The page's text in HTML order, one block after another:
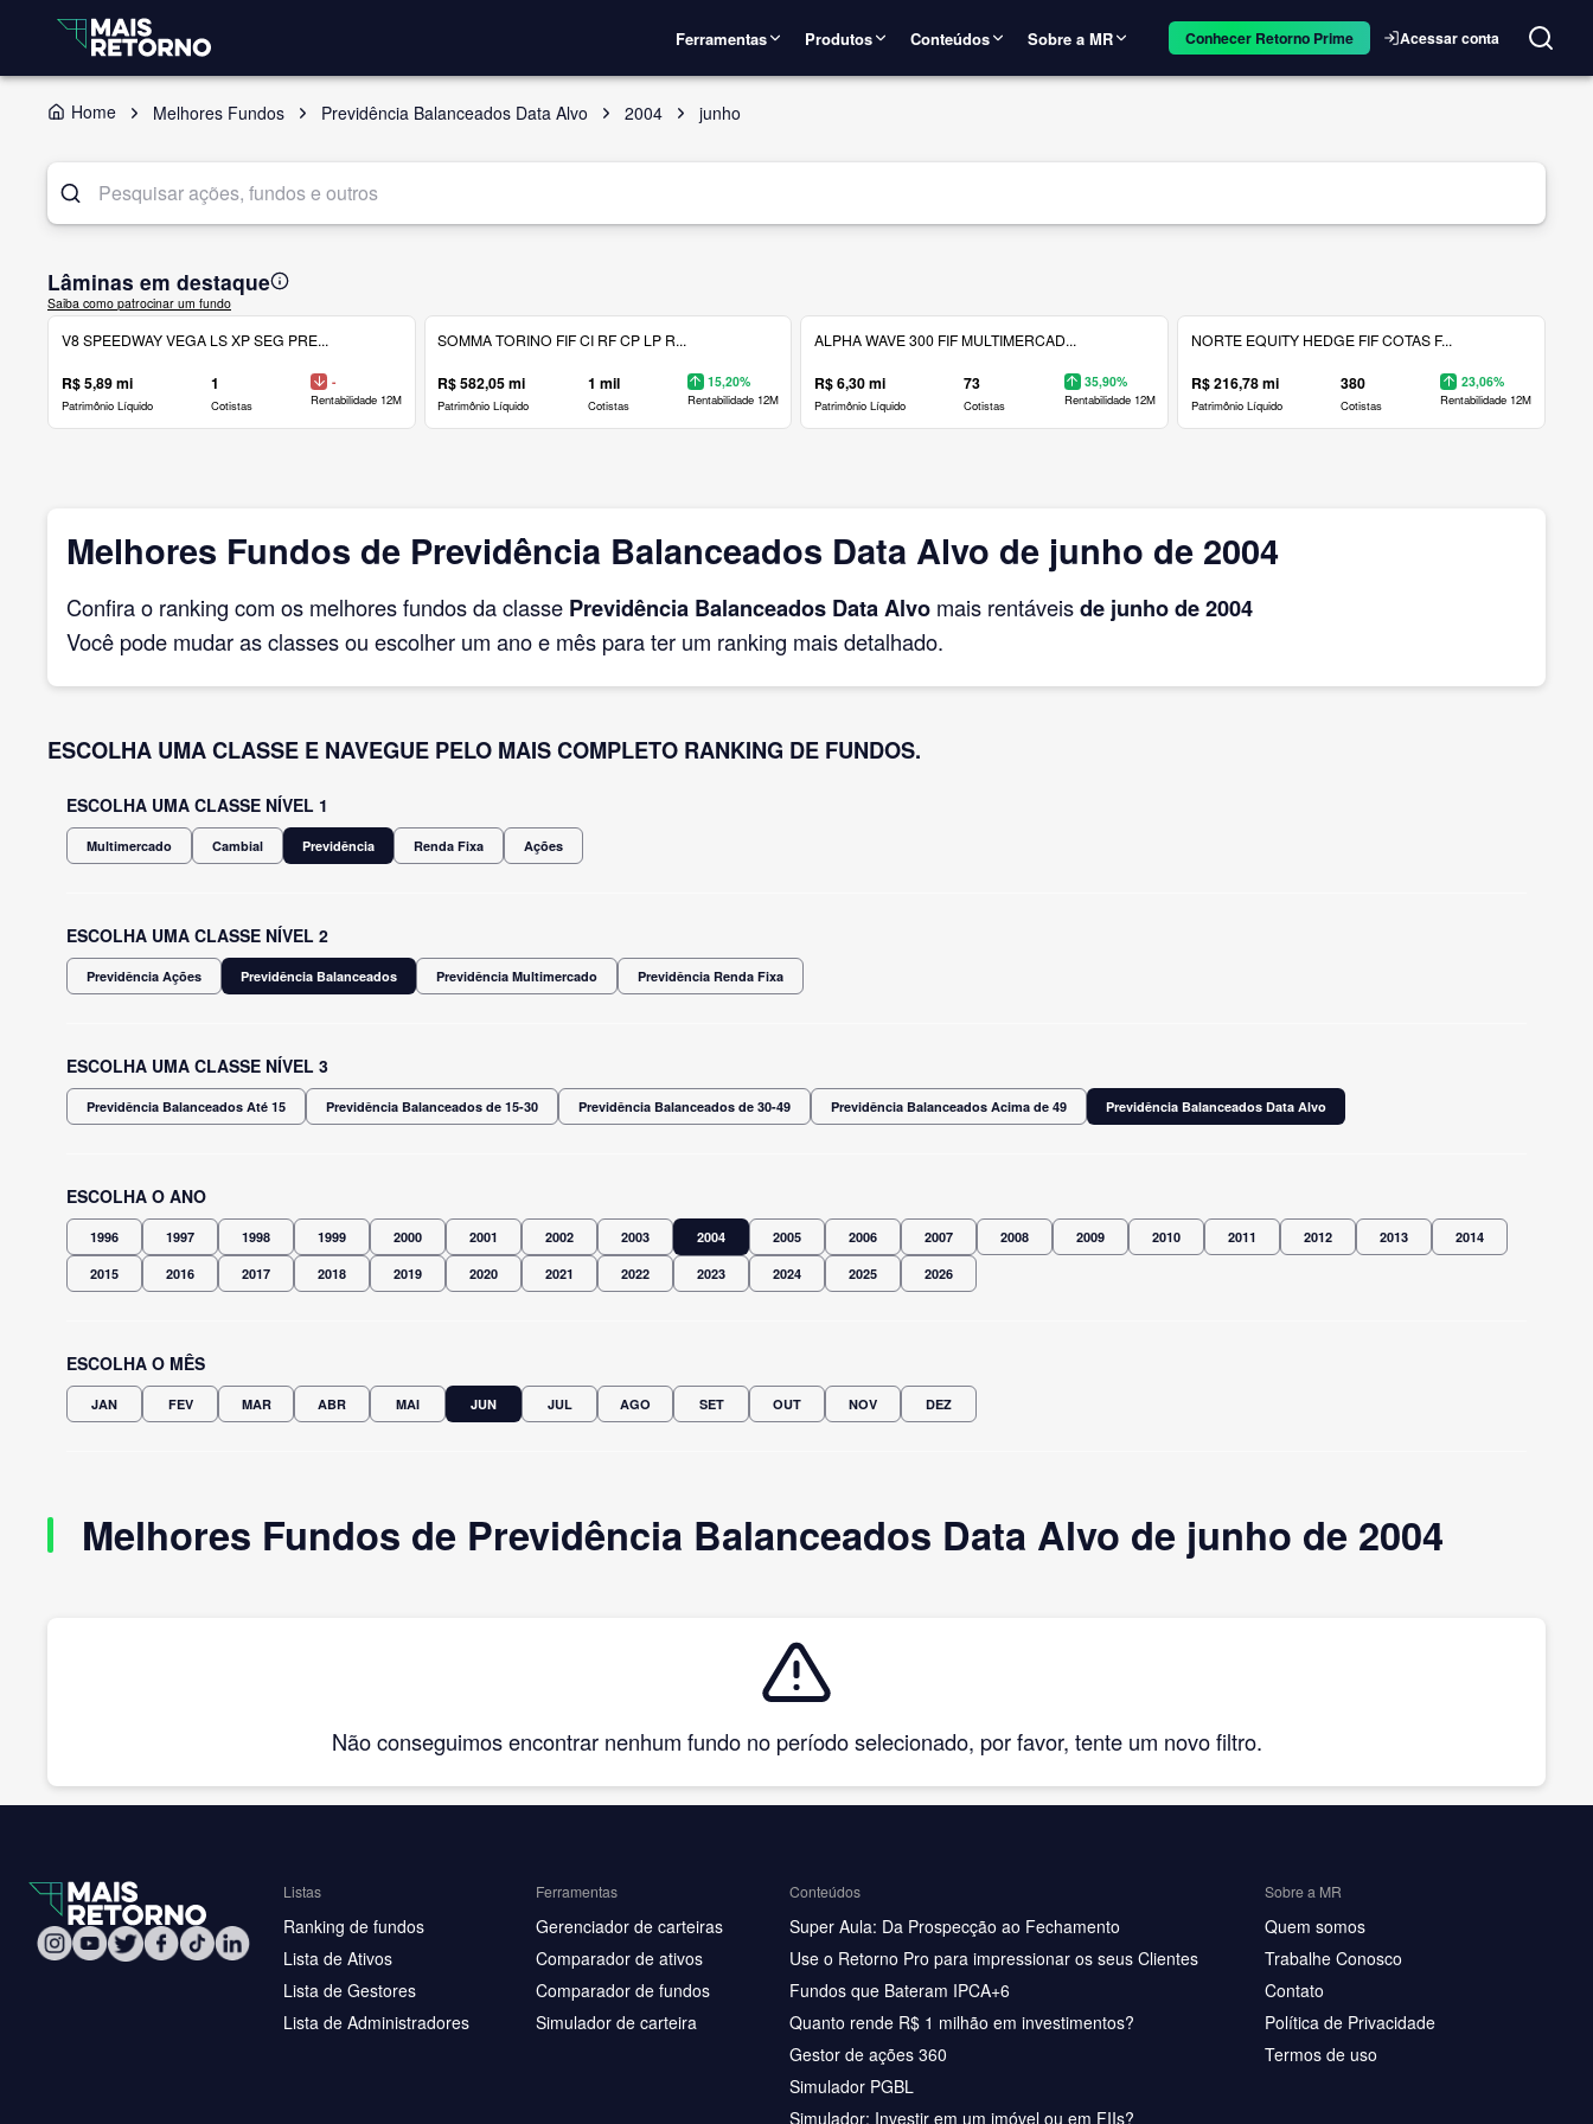
Ferramentas Produtos Conteúdos Sobre a MR Conhecer Retorno Prime Acessar conta
Home Melhores Fundos Previdência Balanceados Data Alvo 2004 junho
Lâminas em destaque
Saiba como patrocinar um fundo
V8 SPEEDWAY VEGA LS XP SEG PRE...
R$ 5,89 mi
Patrimônio Líquido
1
Cotistas
-
Rentabilidade 12M
SOMMA TORINO FIF CI RF CP LP R...
R$ 582,05 mi
Patrimônio Líquido
1 mil
Cotistas
15,20%
Rentabilidade 12M
ALPHA WAVE 300 FIF MULTIMERCAD...
R$ 6,30 mi
Patrimônio Líquido
73
Cotistas
35,90%
Rentabilidade 12M
NORTE EQUITY HEDGE FIF COTAS F...
R$ 216,78 mi
Patrimônio Líquido
380
Cotistas
23,06%
Rentabilidade 12M
Melhores Fundos de Previdência Balanceados Data Alvo de junho de 2004
Confira o ranking com os melhores fundos da classe Previdência Balanceados Data Alvo mais rentáveisde junhode 2004
Você pode mudar as classes ou escolher um ano e mês para ter um ranking mais detalhado.
ESCOLHA UMA CLASSE E NAVEGUE PELO MAIS COMPLETO RANKING DE FUNDOS.
ESCOLHA UMA CLASSE NÍVEL 1
Multimercado Cambial Previdência Renda Fixa Ações
ESCOLHA UMA CLASSE NÍVEL 2
Previdência Ações Previdência Balanceados Previdência Multimercado Previdência Renda Fixa
ESCOLHA UMA CLASSE NÍVEL 3
Previdência Balanceados Até 15 Previdência Balanceados de 15-30 Previdência Balanceados de 30-49 Previdência Balanceados Acima de 49 Previdência Balanceados Data Alvo
ESCOLHA O ANO
1996 1997 1998 1999 2000 2001 2002 2003 2004 2005 2006 2007 2008 2009 2010 2011 2012 2013 2014
2015 2016 2017 2018 2019 2020 2021 2022 2023 2024 2025 2026
ESCOLHA O MÊS
JAN FEV MAR ABR MAI JUN JUL AGO SET OUT NOV DEZ
Melhores Fundos de Previdência Balanceados Data Alvo de junho de 2004
Não conseguimos encontrar nenhum fundo no período selecionado, por favor, tente um novo filtro.
Listas
Ranking de fundos
Lista de Ativos
Lista de Gestores
Lista de Administradores
Ferramentas
Gerenciador de carteiras
Comparador de ativos
Comparador de fundos
Simulador de carteira
Conteúdos
Super Aula: Da Prospecção ao Fechamento
Use o Retorno Pro para impressionar os seus Clientes
Fundos que Bateram IPCA+6
Quanto rende R$ 1 milhão em investimentos?
Gestor de ações 360
Simulador PGBL
Simulador: Investir em um imóvel ou em FIIs?
Sobre a MR
Quem somos
Trabalhe Conosco
Contato
Política de Privacidade
Termos de uso